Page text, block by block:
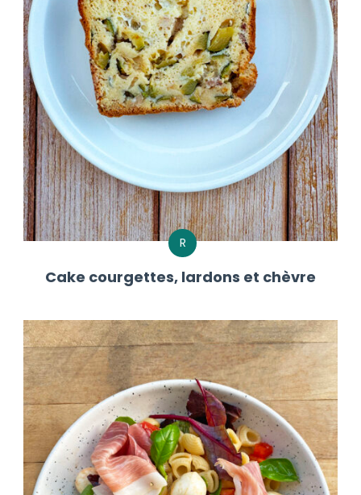
R
Cake courgettes, lardons et chèvre